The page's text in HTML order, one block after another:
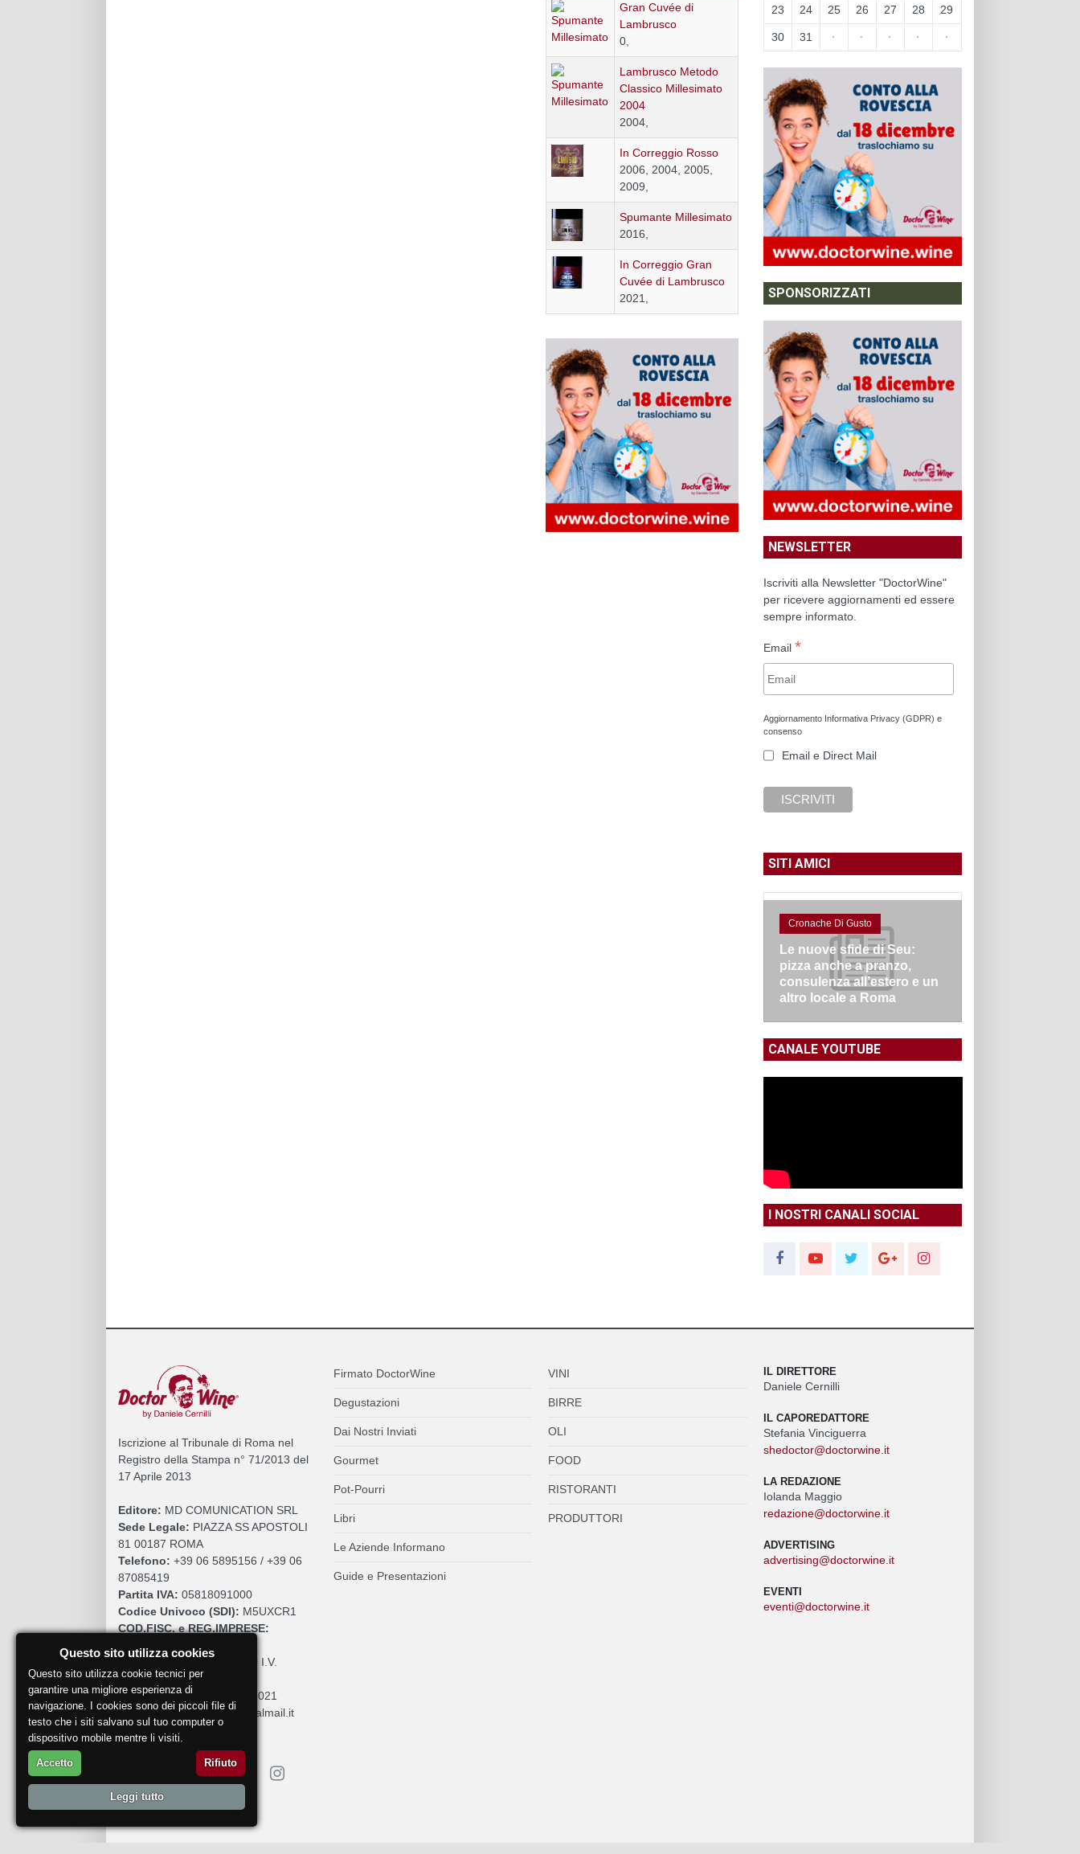
Gran Cuvée di
Lambrusco
0,
Lambrusco Metodo
Classico Millesimato
2004
2004,
In Correggio Rosso
2006, 2004, 2005,
2009,
Spumante Millesimato
2016,
In Correggio Gran
Cuvée di Lambrusco
2021,
23 24 25 26 27 28 29
30 31 · · · · ·
SPONSORIZZATI
NEWSLETTER
Iscriviti alla Newsletter "DoctorWine"
per ricevere aggiornamenti ed essere
sempre informato.
Email *
Aggiornamento Informativa Privacy (GDPR) e
consenso
Email e Direct Mail
SITI AMICI
Cronache Di Gusto
Le nuove sfide di Seu:
pizza anche a pranzo,
consulenza all’estero e un
altro locale a Roma
CANALE YOUTUBE
I NOSTRI CANALI SOCIAL
Iscrizione al Tribunale di Roma nel
Registro della Stampa n° 71/2013 del
17 Aprile 2013
Editore: MD COMUNICATION SRL
Sede Legale: PIAZZA SS APOSTOLI
81 00187 ROMA
Telefono: +39 06 5895156 / +39 06
87085419
Partita IVA: 05818091000
Codice Univoco (SDI): M5UXCR1
COD.FISC. e REG.IMPRESE:
€. 10.200,00 I.V.
REA:RM 930252
Roc:36580 del 5 maggio 2021
Pec:mdcomunication@legalmail.it
Firmato DoctorWine
Degustazioni
Dai Nostri Inviati
Gourmet
Pot-Pourri
Libri
Le Aziende Informano
Guide e Presentazioni
VINI
BIRRE
OLI
FOOD
RISTORANTI
PRODUTTORI
IL DIRETTORE
Daniele Cernilli
IL CAPOREDATTORE
Stefania Vinciguerra
shedoctor@doctorwine.it
LA REDAZIONE
Iolanda Maggio
redazione@doctorwine.it
ADVERTISING
advertising@doctorwine.it
EVENTI
eventi@doctorwine.it
Questo sito utilizza cookies
Questo sito utilizza cookie tecnici per
garantire una migliore esperienza di
navigazione. I cookies sono dei piccoli file di
testo che i siti salvano sul tuo computer o
dispositivo mobile mentre li visiti.
Accetto Rifiuto
Leggi tutto